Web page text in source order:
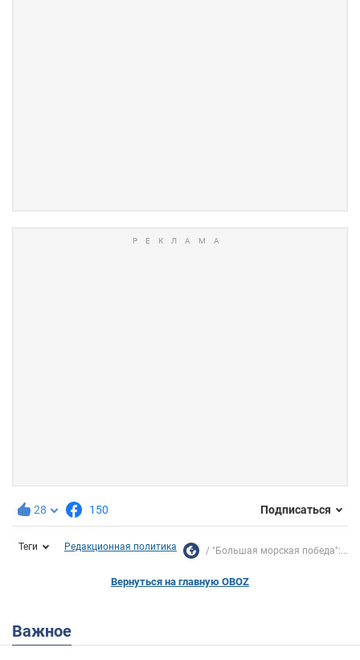
28 150 Подписаться
Теги Редакционная политика "Большая морская победа":...
Вернуться на главную OBOZ
Важное